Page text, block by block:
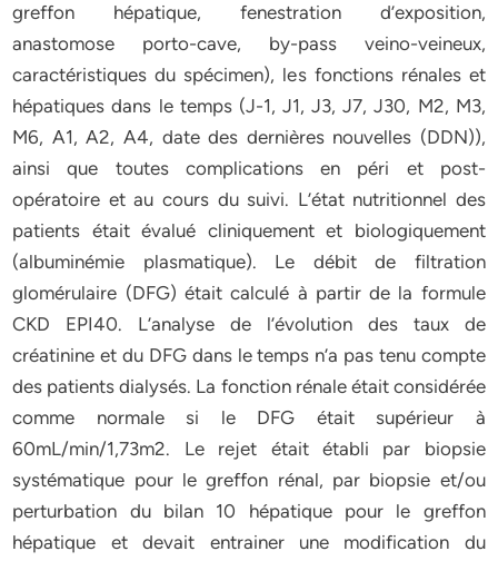
greffon hépatique, fenestration d’exposition,
anastomose porto-cave, by-pass veino-veineux,
caractéristiques du spécimen), les fonctions rénales et
hépatiques dans le temps (J-1, J1, J3, J7, J30, M2, M3,
M6, A1, A2, A4, date des dernières nouvelles (DDN)),
ainsi que toutes complications en péri et post-
opératoire et au cours du suivi. L’état nutritionnel des
patients était évalué cliniquement et biologiquement
(albuminémie plasmatique). Le débit de filtration
glomérulaire (DFG) était calculé à partir de la formule
CKD EPI40. L’analyse de l’évolution des taux de
créatinine et du DFG dans le temps n’a pas tenu compte
des patients dialysés. La fonction rénale était considérée
comme normale si le DFG était supérieur à
60mL/min/1,73m2. Le rejet était établi par biopsie
systématique pour le greffon rénal, par biopsie et/ou
perturbation du bilan 10 hépatique pour le greffon
hépatique et devait entrainer une modification du